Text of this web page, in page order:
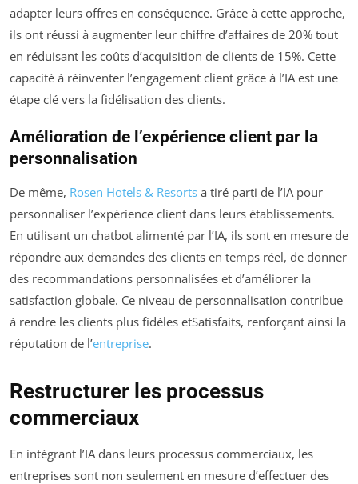
adapter leurs offres en conséquence. Grâce à cette approche,
ils ont réussi à augmenter leur chiffre d’affaires de 20% tout
en réduisant les coûts d’acquisition de clients de 15%. Cette
capacité à réinventer l’engagement client grâce à l’IA est une
étape clé vers la fidélisation des clients.
Amélioration de l’expérience client par la
personnalisation
De même, Rosen Hotels & Resorts a tiré parti de l’IA pour
personnaliser l’expérience client dans leurs établissements.
En utilisant un chatbot alimenté par l’IA, ils sont en mesure de
répondre aux demandes des clients en temps réel, de donner
des recommandations personnalisées et d’améliorer la
satisfaction globale. Ce niveau de personnalisation contribue
à rendre les clients plus fidèles etSatisfaits, renforçant ainsi la
réputation de l’entreprise.
Restructurer les processus
commerciaux
En intégrant l’IA dans leurs processus commerciaux, les
entreprises sont non seulement en mesure d’effectuer des